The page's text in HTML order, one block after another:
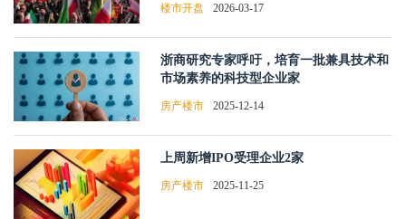
楼市开盘 2026-03-17
浙商研究专家呼吁，培育一批兼具技术和
市场素养的科技型企业家
房产楼市 2025-12-14
上周新增IPO受理企业2家
房产楼市 2025-11-25